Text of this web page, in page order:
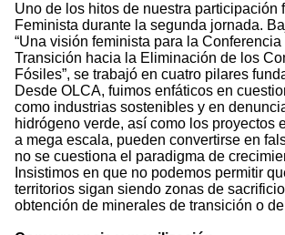
Uno de los hitos de nuestra participación
Feminista durante la segunda jornada.
“Una visión feminista para la Conferencia
Transición hacia la Eliminación de los
Fósiles”, se trabajó en cuatro pilares
Desde OLCA, fuimos enfáticos en
como industrias sostenibles y en
hidrógeno verde, así como los proyectos
a mega escala, pueden convertirse en
no se cuestiona el paradigma de
Insistimos en que no podemos permitir
territorios sigan siendo zonas de
obtención de minerales de transición o